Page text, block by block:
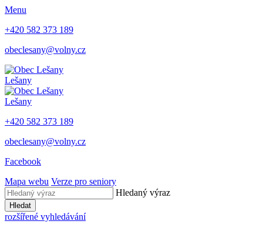
Menu
+420 582 373 189
obeclesany@volny.cz
Lešany
Lešany
+420 582 373 189
obeclesany@volny.cz
Facebook
Mapa webu Verze pro seniory
Hledaný výraz
Hledat
rozšířené vyhledávání